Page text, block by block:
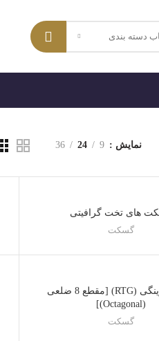
دسته بندی
نمایش 9
24
36
های تخت گرافیتی
گسکت
گسکت رینگی (RTG) [مقطع 8 ضلعی
(Octagonal)]
گسکت